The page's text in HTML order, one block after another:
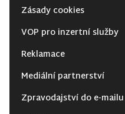
Zásady cookies
VOP pro inzertní služby
Reklamace
Mediální partnerství
Zpravodajství do e-mailu